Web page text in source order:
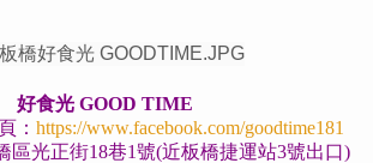
好食光 GOOD TIME
： https://www.facebook.com/goodtime181
區光正街18巷1號(近板橋捷運站3號出口)